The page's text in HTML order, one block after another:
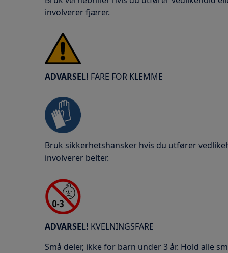
involverer fjærer.
ADVARSEL! FARE FOR KLEMME
Bruk sikkerhetshansker hvis du utfører
involverer belter.
ADVARSEL! KVELNINGSFARE
Små deler, ikke for barn under 3 år. Hold alle